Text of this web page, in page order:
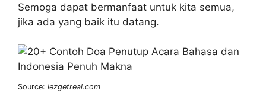
Semoga dapat bermanfaat untuk kita semua,
jika ada yang baik itu datang.
Source: lezgetreal.com